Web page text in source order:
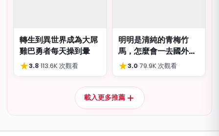
轉生到異世界成為大屌
雞巴勇者每天操到暈
★3.8·113.6K 次觀看
明明是清純的青梅竹
馬，怎麼會一去國外留
學就到處品嚐國際雞
巴…
★3.0·79.9K 次觀看
載入更多推薦＋